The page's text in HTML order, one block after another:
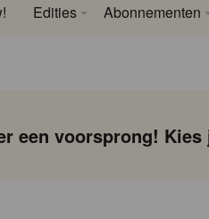
Edities Abonnementen
een voorsprong!